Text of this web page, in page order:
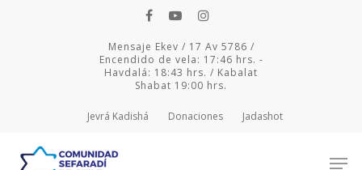
Mensaje Ekev / 17 Av 5786 /
Encendido de vela: 17:46 hrs. -
Havdalá: 18:43 hrs. / Kabalat
Shabat 19:00 hrs.
Jevrá Kadishá Donaciones Jadashot